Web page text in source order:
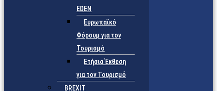
EDEN
Ευρωπαϊκό
Φόρουμ για τον
Τουρισμό
Ετήσια Έκθεση
για τον Τουρισμό
BREXIT